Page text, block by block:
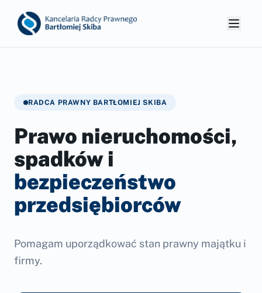
RADCA PRAWNY BARTŁOMIEJ SKIBA
Prawo nieruchomości,
spadków i
bezpieczeństwo
przedsiębiorców
Pomagam uporządkować stan prawny majątku i
firmy.